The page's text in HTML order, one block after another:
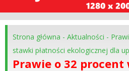
Strona główna - Aktualności -
stawki płatności ekologicznej dla
Prawie o 32 procent